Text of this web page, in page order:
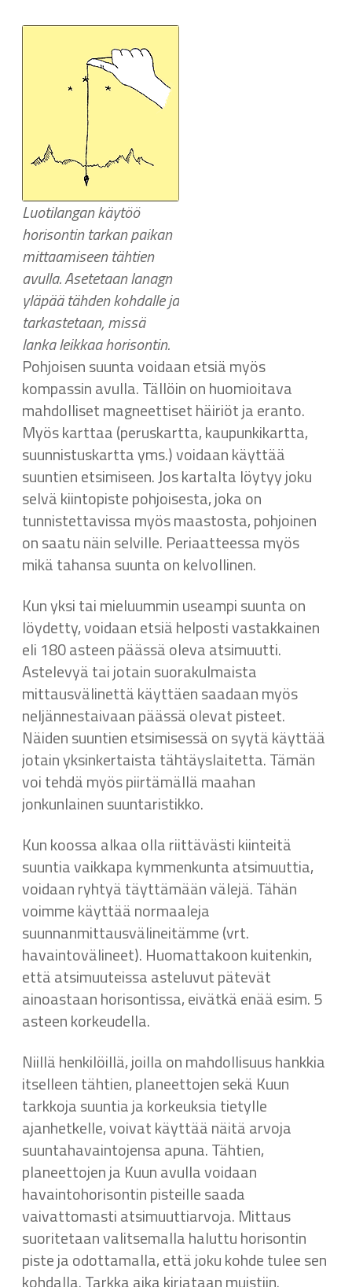
Luotilangan käytöö
horisontin tarkan paikan
mittaamiseen tähtien
avulla. Asetetaan lanagn
yläpää tähden kohdalle ja
tarkastetaan, missä
lanka leikkaa horisontin.
Pohjoisen suunta voidaan etsiä myös
kompassin avulla. Tällöin on huomioitava
mahdolliset magneettiset häiriöt ja eranto.
Myös karttaa (peruskartta, kaupunkikartta,
suunnistuskartta yms.) voidaan käyttää
suuntien etsimiseen. Jos kartalta löytyy joku
selvä kiintopiste pohjoisesta, joka on
tunnistettavissa myös maastosta, pohjoinen
on saatu näin selville. Periaatteessa myös
mikä tahansa suunta on kelvollinen.
Kun yksi tai mieluummin useampi suunta on
löydetty, voidaan etsiä helposti vastakkainen
eli 180 asteen päässä oleva atsimuutti.
Astelevyä tai jotain suorakulmaista
mittausvälinettä käyttäen saadaan myös
neljännestaivaan päässä olevat pisteet.
Näiden suuntien etsimisessä on syytä käyttää
jotain yksinkertaista tähtäyslaitetta. Tämän
voi tehdä myös piirtämällä maahan
jonkunlainen suuntaristikko.
Kun koossa alkaa olla riittävästi kiinteitä
suuntia vaikkapa kymmenkunta atsimuuttia,
voidaan ryhtyä täyttämään välejä. Tähän
voimme käyttää normaaleja
suunnanmittausvälineitämme (vrt.
havaintovälineet). Huomattakoon kuitenkin,
että atsimuuteissa asteluvut pätevät
ainoastaan horisontissa, eivätkä enää esim. 5
asteen korkeudella.
Niillä henkilöillä, joilla on mahdollisuus hankkia
itselleen tähtien, planeettojen sekä Kuun
tarkkoja suuntia ja korkeuksia tietylle
ajanhetkelle, voivat käyttää näitä arvoja
suuntahavaintojensa apuna. Tähtien,
planeettojen ja Kuun avulla voidaan
havaintohorisontin pisteille saada
vaivattomasti atsimuuttiarvoja. Mittaus
suoritetaan valitsemalla haluttu horisontin
piste ja odottamalla, että joku kohde tulee sen
kohdalla. Tarkka aika kirjataan muistiin.